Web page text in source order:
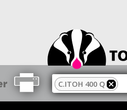
C.ITOH 400 Q